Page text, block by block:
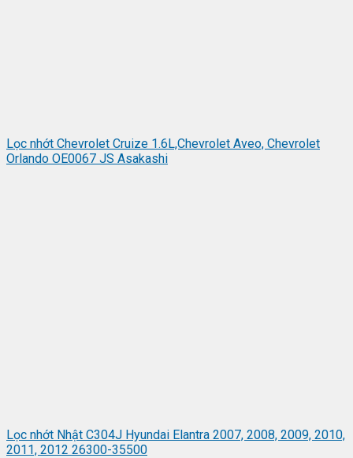
Lọc nhớt Chevrolet Cruize 1.6L,Chevrolet Aveo, Chevrolet
Orlando OE0067 JS Asakashi
Lọc nhớt Nhật C304J Hyundai Elantra 2007, 2008, 2009, 2010,
2011, 2012 26300-35500